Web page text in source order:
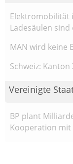
Elektromobilität
Ladesäulen sind
MAN wird keine
Schweiz:
Vereinigte
BP plant
Kooperation mit